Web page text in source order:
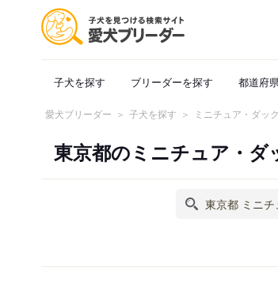
子犬を探す ブリーダーを探す 都道府
愛犬ブリーダー 子犬を探す ミニチュア・ダッ
東京都のミニチュア・